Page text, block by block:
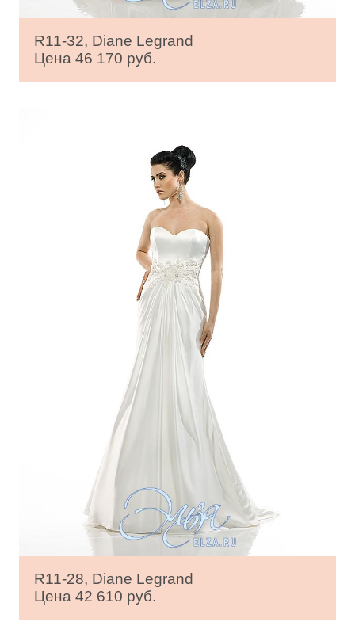
R11-32, Diane Legrand
Цена 46 170 руб.
R11-28, Diane Legrand
Цена 42 610 руб.